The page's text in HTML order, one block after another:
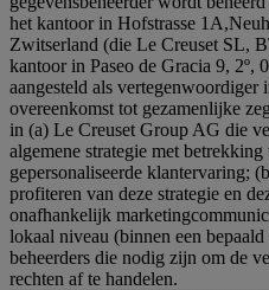
het kantoor in Hofstrasse
Zwitserland (die Le Creuset SL,
kantoor in Paseo de Gracia 9, 2º,
aangesteld als vertegenwoordiger
overeenkomst tot gezamenlijke
in (a) Le Creuset Group AG die
algemene strategie met
gepersonaliseerde klantervaring;
profiteren van deze strategie en
onafhankelijk
lokaal niveau (binnen een
beheerders die nodig zijn om de
rechten af te handelen.